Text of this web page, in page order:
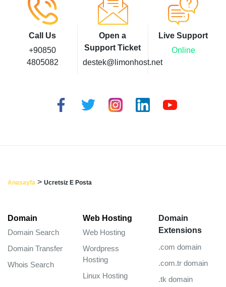
Call Us
+90850
4805082
Open a
Support Ticket
destek@limonhost.net
Live Support
Online
Anasayfa > Ucretsiz E Posta
Domain
Domain Search
Domain Transfer
Whois Search
Web Hosting
Web Hosting
Wordpress
Hosting
Linux Hosting
Domain
Extensions
.com domain
.com.tr domain
.tk domain